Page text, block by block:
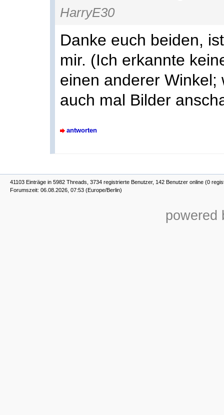
HarryE30
Danke euch beiden,
mir. (Ich erkannte
einen anderer
auch mal Bilder
antworten
41103 Einträge in 5982 Threads, 3734 registrierte Benutzer, 142 Benutzer online (0
Forumszeit: 06.08.2026, 07:53 (Europe/Berlin)
powered